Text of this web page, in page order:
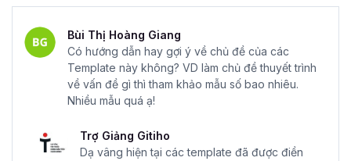
Bùi Thị Hoàng Giang
Có hướng dẫn hay gợi ý về chủ đề của các
Template này không? VD làm chủ đề thuyết trình
về vấn đề gì thì tham khảo mẫu số bao nhiêu.
Nhiều mẫu quá ạ!
Trợ Giảng Gitiho
Dạ vâng hiện tại các template đã được điền